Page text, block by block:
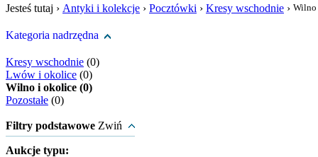
Jesteś tutaj › Antyki i kolekcje › Pocztówki › Kresy wschodnie ›
Kategoria nadrzędna
Kresy wschodnie (0)
Lwów i okolice (0)
Wilno i okolice (0)
Pozostałe (0)
Filtry podstawowe Zwiń
Aukcje typu: